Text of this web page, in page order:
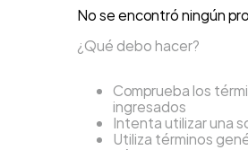
No se encontró ningún
¿Qué debo hacer?
Comprueba los
ingresados
Intenta utilizar una
Utiliza términos